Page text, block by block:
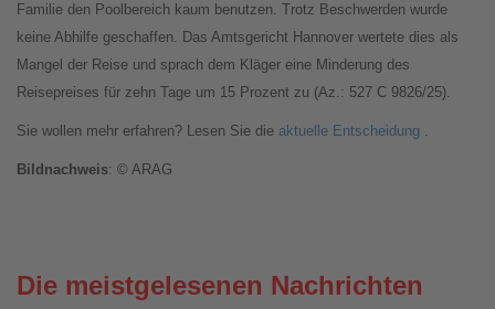
Familie den Poolbereich kaum benutzen. Trotz Beschwerden wurde
keine Abhilfe geschaffen. Das Amtsgericht Hannover wertete dies als
Mangel der Reise und sprach dem Kläger eine Minderung des
Reisepreises für zehn Tage um 15 Prozent zu (Az.: 527 C 9826/25).
Sie wollen mehr erfahren? Lesen Sie die aktuelle Entscheidung .
Bildnachweis: © ARAG
Die meistgelesenen Nachrichten